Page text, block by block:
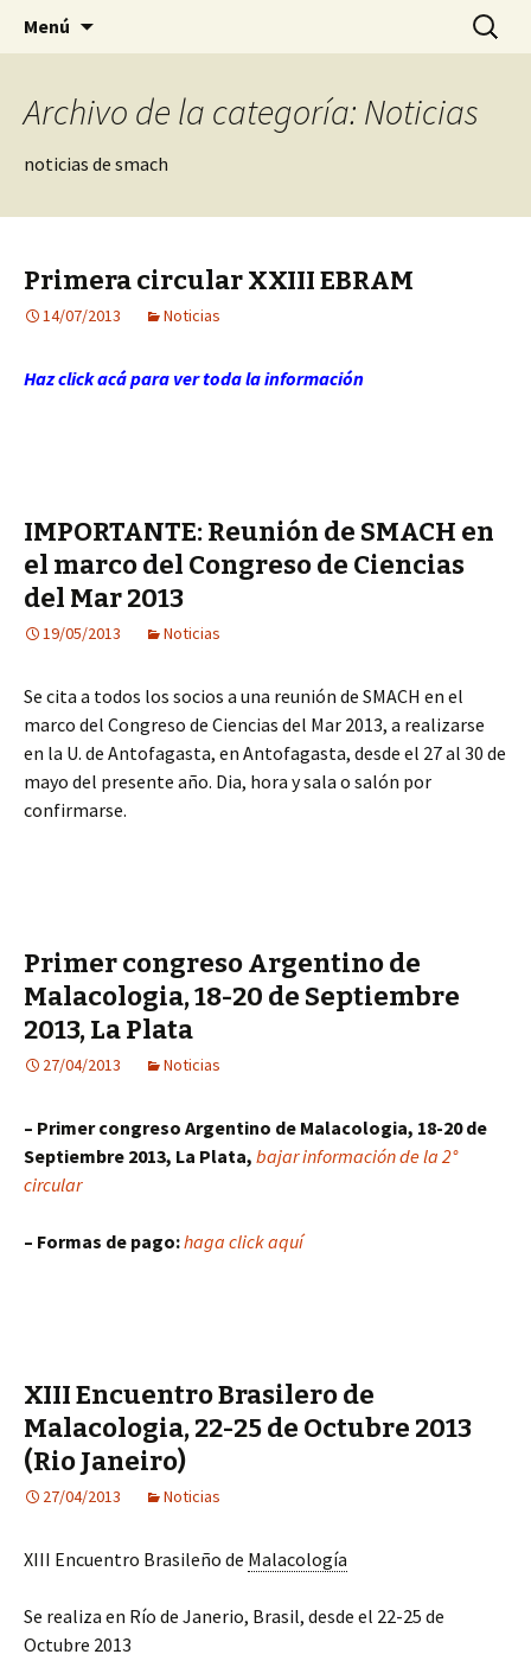
SMACH
Sociedad Malacológica de Chile
Menú Buscar:
Archivo de la categoría: Noticias
noticias de smach
Primera circular XXIII EBRAM
14/07/2013 Noticias
Haz click acá para ver toda la información
IMPORTANTE: Reunión de SMACH en
el marco del Congreso de Ciencias
del Mar 2013
19/05/2013 Noticias
Se cita a todos los socios a una reunión de SMACH en el
marco del Congreso de Ciencias del Mar 2013, a realizarse
en la U. de Antofagasta, en Antofagasta, desde el 27 al 30 de
mayo del presente año. Dia, hora y sala o salón por
confirmarse.
Primer congreso Argentino de
Malacologia, 18-20 de Septiembre
2013, La Plata
27/04/2013 Noticias
– Primer congreso Argentino de Malacologia, 18-20 de
Septiembre 2013, La Plata, bajar información de la 2°
circular
– Formas de pago:haga click aquí
XIII Encuentro Brasilero de
Malacologia, 22-25 de Octubre 2013
(Rio Janeiro)
27/04/2013 Noticias
XIII Encuentro Brasileño de Malacología
Se realiza en Río de Janerio, Brasil, desde el 22-25 de
Octubre 2013